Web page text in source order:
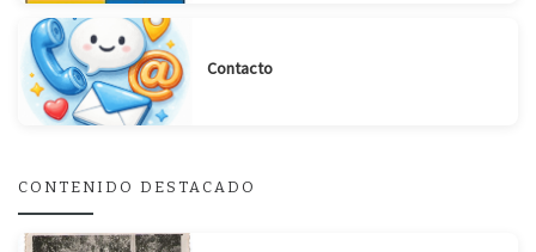
Contacto
CONTENIDO DESTACADO